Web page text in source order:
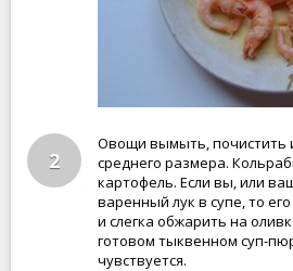
2
Овощи вымыть, почистить
среднего размера.
картофель. Если вы, или
варенный лук в супе, то
и слегка обжарить на
готовом тыквенном суп-
чувствуется.